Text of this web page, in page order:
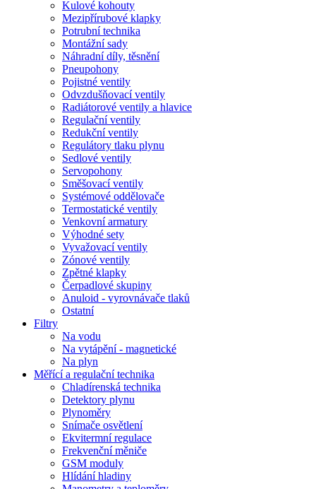
Kulové kohouty
Mezipřírubové klapky
Potrubní technika
Montážní sady
Náhradní díly, těsnění
Pneupohony
Pojistné ventily
Odvzdušňovací ventily
Radiátorové ventily a hlavice
Regulační ventily
Redukční ventily
Regulátory tlaku plynu
Sedlové ventily
Servopohony
Směšovací ventily
Systémové oddělovače
Termostatické ventily
Venkovní armatury
Výhodné sety
Vyvažovací ventily
Zónové ventily
Zpětné klapky
Čerpadlové skupiny
Anuloid - vyrovnávače tlaků
Ostatní
Filtry
Na vodu
Na vytápění - magnetické
Na plyn
Měřící a regulační technika
Chladírenská technika
Detektory plynu
Plynoměry
Snímače osvětlení
Ekvitermní regulace
Frekvenční měniče
GSM moduly
Hlídání hladiny